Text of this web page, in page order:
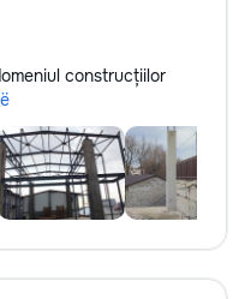
construcțiilor